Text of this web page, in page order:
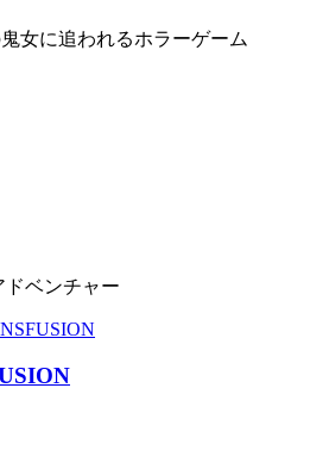
女に追われるホラーゲーム
ドベンチャー